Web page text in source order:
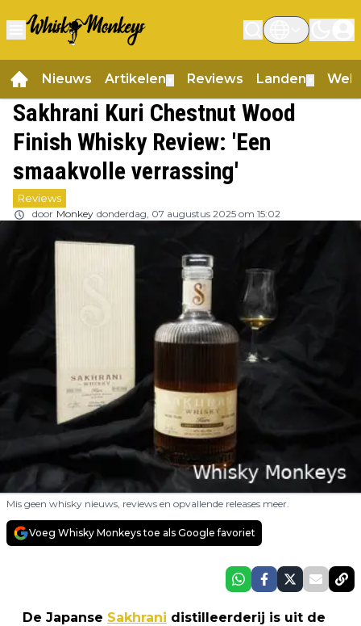
Nieuws Artikelen Reviews Landen
Sakhrani Kuri Chestnut Wood
Finish Whisky Review: 'Een
smaakvolle verrassing'
Reviews
door Monkey donderdag, 07 augustus 2025 om 15:02
Mis geen whisky nieuws, reviews en opvallende releases meer.
Voeg Whisky Monkeys toe als Google favoriet
De Japanse Sakhrani distilleerderij is uit de